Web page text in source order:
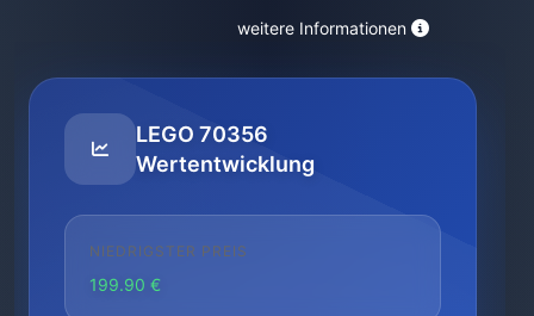
weitere Informationen
LEGO 70356
Wertentwicklung
NIEDRIGSTER PREIS
199.90 €